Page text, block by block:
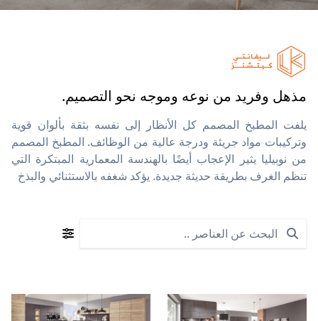
مذهل وفريد من نوعه وموجه نحو التصميم.
يلفت المطبخ المصمم كل الأنظار إلى نفسه بثقة بألوان قوية
وتركيبات مواد جريئة ودرجة عالية من الوظائف. المطبخ المصمم
من نوبيليا يثير الإعجاب أيضًا بالهندسة المعمارية المبتكرة التي
تنظم الغرف بطريقة حديثة جديدة. يؤكد شغفه بالاستثنائي والبذخ
Search